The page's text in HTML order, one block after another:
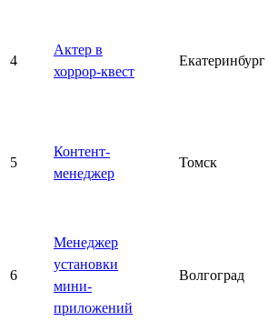
4
Актер в
хоррор-квест
Екатеринбург
5
Контент-
менеджер
Томск
6
Менеджер
установки
мини-
приложений
Волгоград